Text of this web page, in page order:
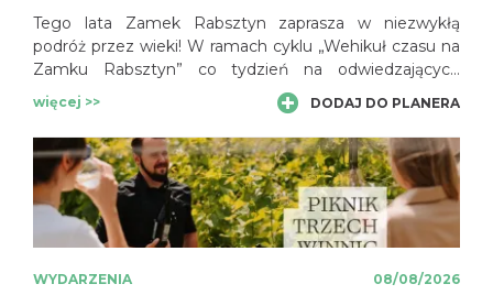
Tego lata Zamek Rabsztyn zaprasza w niezwykłą
podróż przez wieki! W ramach cyklu „Wehikuł czasu na
Zamku Rabsztyn” co tydzień na odwiedzających
czekają nowe historyczne widowiska, pokazy rycerskie i
wyjątkowe spotkania z przeszłością.
więcej >> DODAJ DO PLANERA
WYDARZENIA 08/08/2026